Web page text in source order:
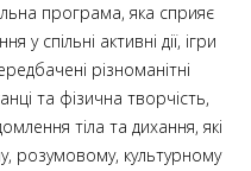
програма, яка сприяє
у спільні активні дії, ігри
різноманітні
та фізична творчість,
тіла та дихання, які
розумовому, культурному